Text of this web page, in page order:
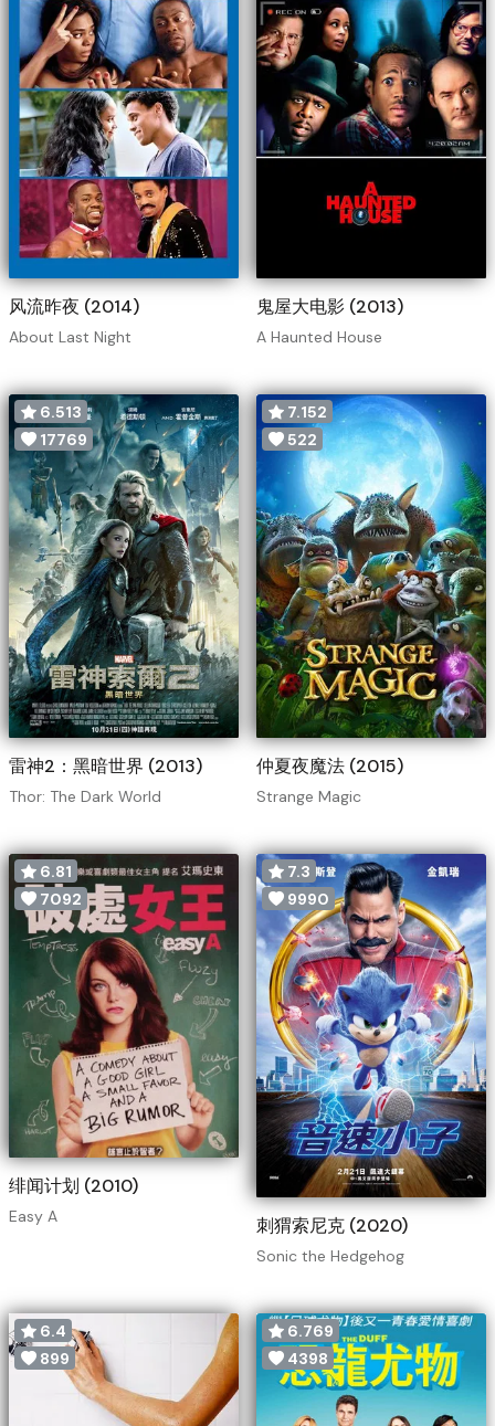
风流昨夜 (2014)
About Last Night
鬼屋大电影 (2013)
A Haunted House
6.513
17769
雷神2：黑暗世界 (2013)
Thor: The Dark World
7.152
522
仲夏夜魔法 (2015)
Strange Magic
6.81
7092
绯闻计划 (2010)
Easy A
7.3
9990
刺猬索尼克 (2020)
Sonic the Hedgehog
6.4
899
6.769
4398